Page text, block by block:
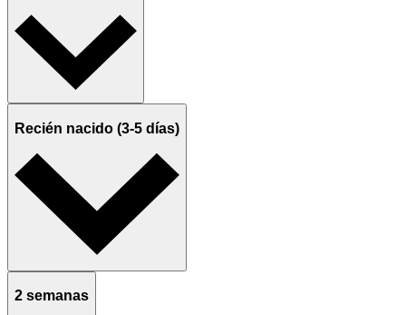
Recién nacido (3-5 días)
2 semanas